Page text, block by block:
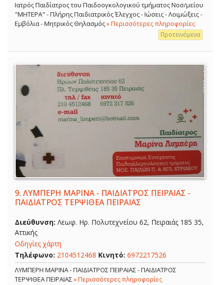
Ιατρός Παιδίατρος του Παιδοογκολογικού τμήματος Νοσ/μείου
"ΜΗΤΕΡΑ" - Πλήρης Παιδιατρικός Έλεγχος - Ιώσεις - Λοιμώξεις -
Εμβόλια - Μητρικός Θηλασμός» Περισσότερες πληροφορίες
Προτεινόμενα
9. ΛΥΜΠΕΡΗ ΜΑΡΙΝΑ - ΠΑΙΔΙΑΤΡΟΣ ΠΕΙΡΑΙΑΣ -
ΠΑΙΔΙΑΤΡΟΣ ΤΕΡΨΙΘΕΑ ΠΕΙΡΑΙΑΣ
Διεύθυνση: Λεωφ. Ηρ. Πολυτεχνείου 62, Πειραιάς 185 35,
Αττικής
Οδηγίες χάρτη
Τηλέφωνο: 2104512468 Κινητό: 6972217526
ΛΥΜΠΕΡΗ ΜΑΡΙΝΑ - ΠΑΙΔΙΑΤΡΟΣ ΠΕΙΡΑΙΑΣ - ΠΑΙΔΙΑΤΡΟΣ
ΤΕΡΨΙΘΕΑ ΠΕΙΡΑΙΑΣ» Περισσότερες πληροφορίες